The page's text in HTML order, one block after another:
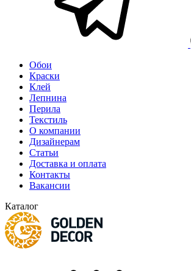
Обои
Краски
Клей
Лепнина
Перила
Текстиль
О компании
Дизайнерам
Статьи
Доставка и оплата
Контакты
Вакансии
Каталог